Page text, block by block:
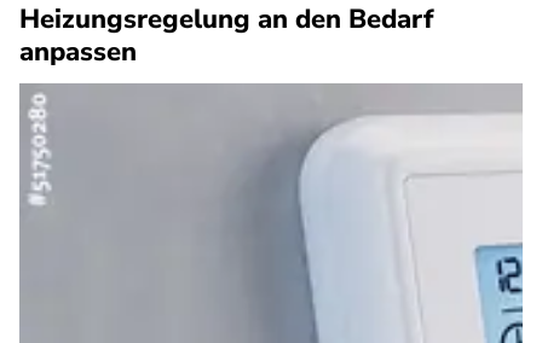
Heizungsregelung an den Bedarf
anpassen